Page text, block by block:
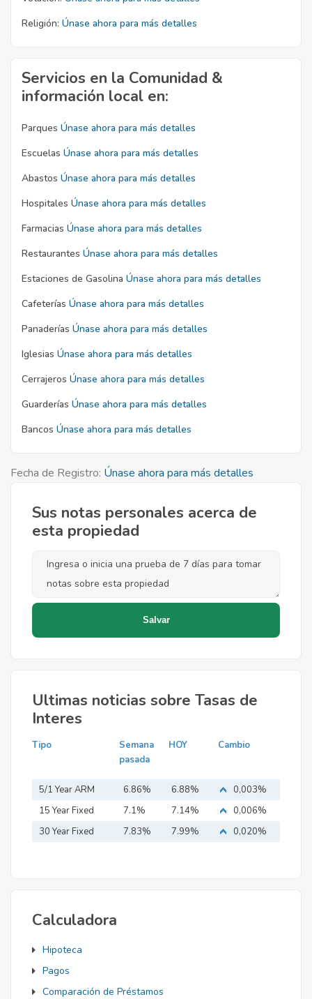
Religión: Únase ahora para más detalles
Servicios en la Comunidad &
información local en:
Parques Únase ahora para más detalles
Escuelas Únase ahora para más detalles
Abastos Únase ahora para más detalles
Hospitales Únase ahora para más detalles
Farmacias Únase ahora para más detalles
Restaurantes Únase ahora para más detalles
Estaciones de Gasolina Únase ahora para más detalles
Cafeterías Únase ahora para más detalles
Panaderías Únase ahora para más detalles
Iglesias Únase ahora para más detalles
Cerrajeros Únase ahora para más detalles
Guarderías Únase ahora para más detalles
Bancos Únase ahora para más detalles
Fecha de Registro: Únase ahora para más detalles
Sus notas personales acerca de
esta propiedad
Ultimas noticias sobre Tasas de
Interes
Tipo
Semana
pasada
HOY Cambio
5/1 Year ARM 6.86% 6.88%
0,003%
15 Year Fixed
Mortgage
7.1% 7.14%
0,006%
30 Year Fixed
7.83% 7.99% 0,020%
Calculadora
Hipoteca
Pagos
Comparación de Préstamos